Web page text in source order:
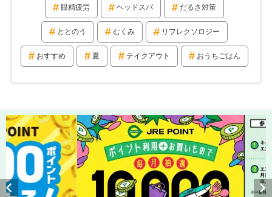
眼精疲労 ヘッドスパ だるさ対策
ととのう むくみ リフレクソロジー
おすすめ 夏 テイクアウト おうちごはん